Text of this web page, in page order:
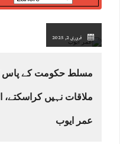
فروری 2, 2025
مسلط حکومت کے پاس
ملاقات نہیں
عمر ایوب